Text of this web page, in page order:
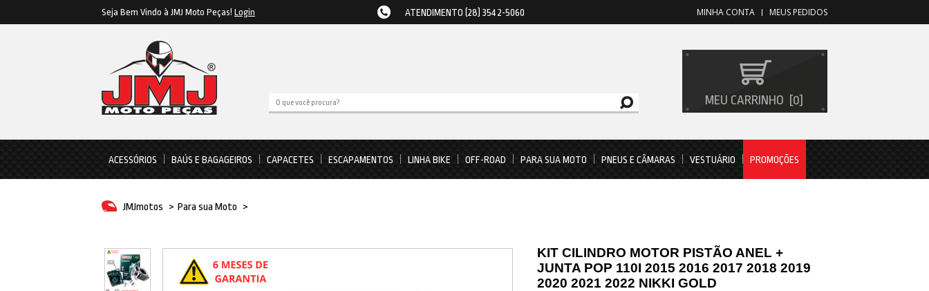
Seja Bem Vindo à JMJ Moto Peças! Login ATENDIMENTO (28) 3542-5060 MEUS PEDIDOS
MINHA CONTA
MEU CARRINHO 0
ACESSÓRIOS BAÚS E BAGAGEIROS CAPACETES ESCAPAMENTOS LINHA BIKE OFF-ROAD PARA SUA MOTO PNEUS E CÂMARAS VESTUÁRIO PROMOÇÕES
JMJmotos > Para sua Moto >
KIT CILINDRO MOTOR PISTÃO ANEL +
JUNTA POP 110I 2015 2016 2017 2018 2019
2020 2021 2022 NIKKI GOLD